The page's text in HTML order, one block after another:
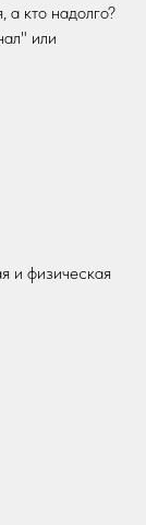
а кто надолго?
или
и физическая